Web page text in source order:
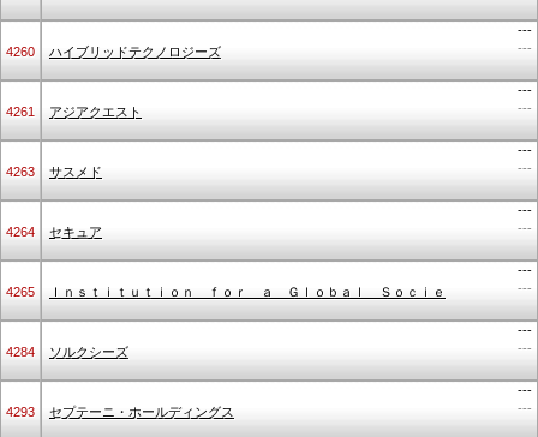
4260 ハイブリッドテクノロジーズ
---
---
4261 アジアクエスト
---
---
4263 サスメド
---
---
4264 セキュア
---
---
4265 Ｉｎｓｔｉｔｕｔｉｏｎ ｆｏｒ ａ Ｇｌｏｂａｌ Ｓｏｃｉｅ
---
---
4284 ソルクシーズ
---
---
4293 セプテーニ・ホールディングス
---
---